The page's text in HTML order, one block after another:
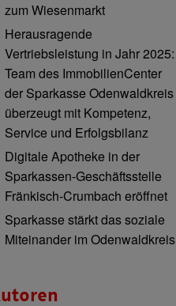
zum Wiesenmarkt
Herausragende
Vertriebsleistung in Jahr 2025:
Team des ImmobilienCenter
der Sparkasse Odenwaldkreis
überzeugt mit Kompetenz,
Service und Erfolgsbilanz
Digitale Apotheke in der
Sparkassen-Geschäftsstelle
Fränkisch-Crumbach eröffnet
Sparkasse stärkt das soziale
Miteinander im Odenwaldkreis